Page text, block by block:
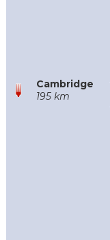
Cambridge
195 km